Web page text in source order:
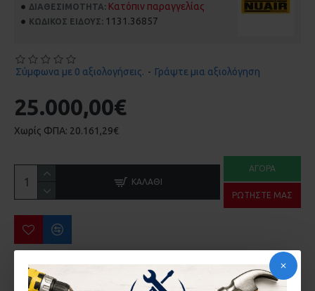
ΔΙΑΘΕΣΙΜΌΤΗΤΑ: Κατόπιν παραγγελίας
ΚΩΔΙΚΌΣ ΕΊΔΟΥΣ: 1131.36857
Σύμφωνα με 0 αξιολογήσεις. - Γράψτε μια αξιολόγηση
25.000,00€
Χωρίς ΦΠΑ: 20.161,29€
ΚΑΛΆΘΙ
ΑΓΟΡΆ
ΡΩΤΉΣΤΕ ΜΑΣ
ΠΕΡΙΣΣΌΤΕΡΑ ΑΠΌ ΤΗΝ ΙΔΙΑ ΜΆΡΚΑ